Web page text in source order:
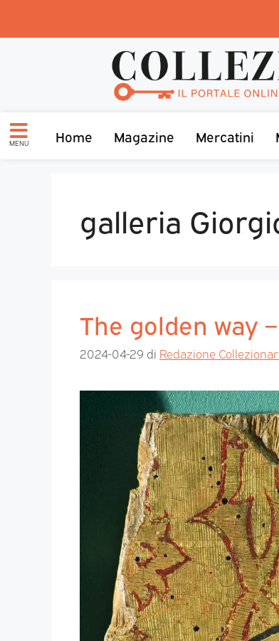
MENU Home Magazine Mercatini
galleria
The golden way
2024-04-29 di Redazione